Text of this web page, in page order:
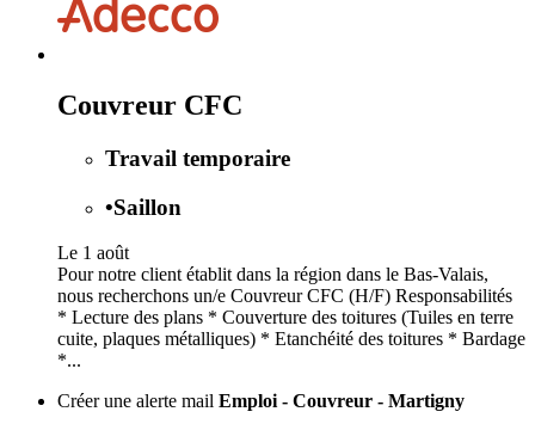
Couvreur CFC
Travail temporaire
•Saillon
Le 1 août
Pour notre client établit dans la région dans le Bas-Valais,
nous recherchons un/e Couvreur CFC (H/F) Responsabilités
* Lecture des plans * Couverture des toitures (Tuiles en terre
cuite, plaques métalliques) * Etanchéité des toitures * Bardage
*...
Créer une alerte mail Emploi - Couvreur - Martigny